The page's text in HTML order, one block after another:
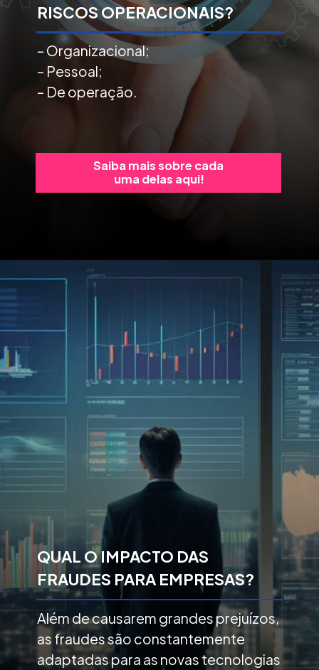
– Organizacional;
– Pessoal;
– De operação.
Saiba mais sobre cada
uma delas aqui!
RISCOS OPERACIONAIS?
Além de causarem grandes prejuízos,
as fraudes são constantemente
adaptadas para as novas tecnologias
QUAL O IMPACTO DAS
FRAUDES PARA EMPRESAS?